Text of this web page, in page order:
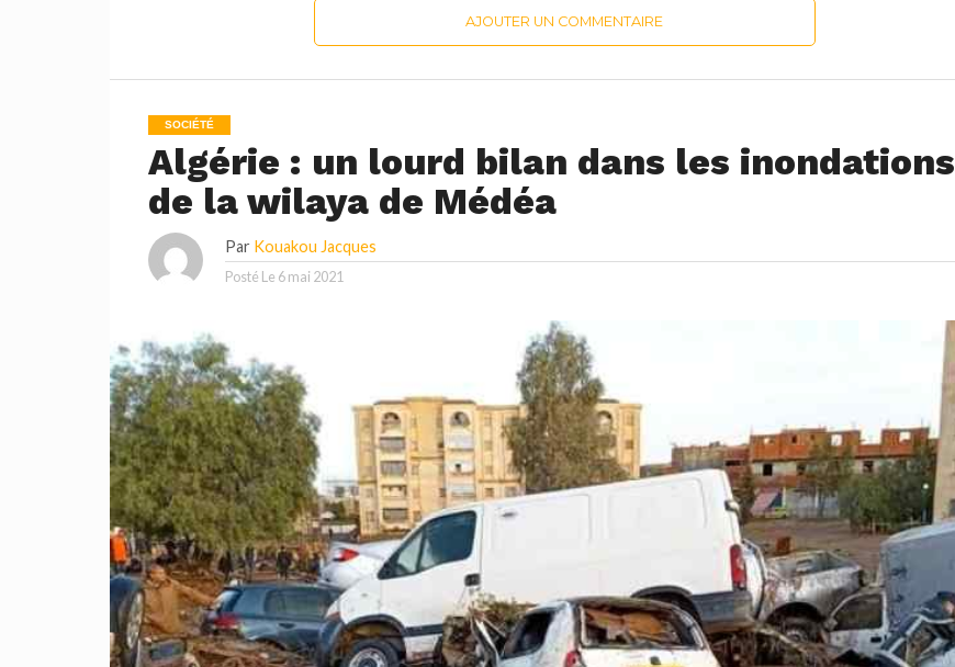
AJOUTER UN COMMENTAIRE
SOCIÉTÉ
Algérie : un lourd bilan dans les inondations
de la wilaya de Médéa
Par Kouakou Jacques
Posté Le 6 mai 2021